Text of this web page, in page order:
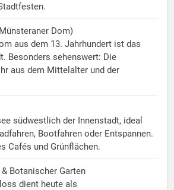
Dom)
aus dem 13. Jahrhundert ist das
Besonders sehenswert: Die
aus dem Mittelalter und der
südwestlich der Innenstadt, ideal
Bootfahren oder Entspannen.
Cafés und Grünflächen.
Botanischer Garten
dient heute als